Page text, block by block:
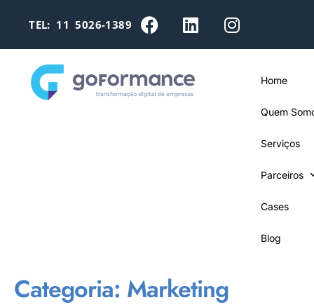
TEL: 11 5026-1389
Home
Quem
Serviços
Parceiros
Cases
Blog
Categoria: Marketing